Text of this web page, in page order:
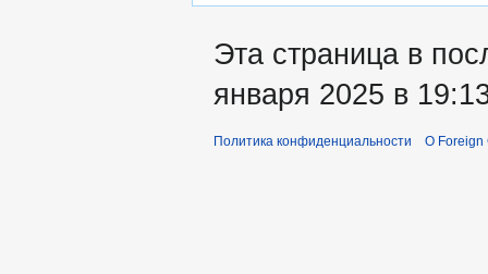
Эта страница в
января 2025 в
Политика конфиденциальности О Foreign